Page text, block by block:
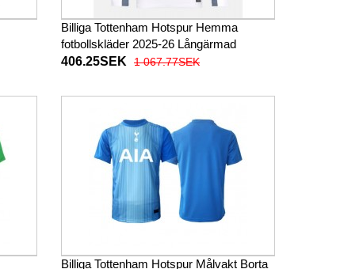
Billiga Tottenham Hotspur Hemma
fotbollskläder 2025-26 Långärmad
406.25SEK
1 067.77SEK
Billiga Tottenham Hotspur Målvakt Borta